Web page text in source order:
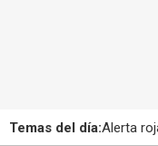
Temas del día:Alerta